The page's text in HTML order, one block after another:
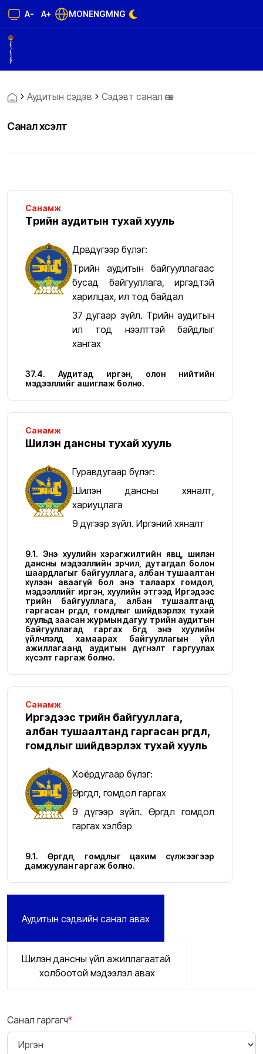
A- A+ MONENGMNG
Аудитын сэдэв Cэдэвт санал өгөх
Санал хүсэлт
Санамж
Төрийн аудитын тухай хууль
Дөрөвдүгээр бүлэг:
Төрийн аудитын байгууллагаас
бусад байгууллага, иргэдтэй
харилцах, ил тод байдал
37 дугаар зүйл. Төрийн аудитын
ил тод нээлттэй байдлыг
хангах
37.4. Аудитад иргэн, олон нийтийн
мэдээллийг ашиглаж болно.
Санамж
Шилэн дансны тухай хууль
Гуравдугаар бүлэг:
Шилэн дансны хяналт,
хариуцлага
9 дүгээр зүйл. Иргэний хяналт
9.1. Энэ хуулийн хэрэгжилтийн явц, шилэн
дансны мэдээллийн зөрчил, дутагдал болон
шаардлагыг байгууллага, албан тушаалтан
хүлээн аваагүй бол энэ талаарх гомдол,
мэдээллийг иргэн, хуулийн этгээд Иргэдээс
төрийн байгууллага, албан тушаалтанд
гаргасан өргөдөл, гомдлыг шийдвэрлэх тухай
хуульд заасан журмын дагуу төрийн аудитын
байгууллагад гаргах бөгөөд энэ хуулийн
үйлчлэлд хамаарах байгууллагын үйл
ажиллагаанд аудитын дүгнэлт гаргуулах
хүсэлт гаргаж болно.
Санамж
Иргэдээс төрийн байгууллага,
албан тушаалтанд гаргасан өргөдөл,
гомдлыг шийдвэрлэх тухай хууль
Хоёрдугаар бүлэг:
Өргөдөл, гомдол гаргах
9 дүгээр зүйл. Өргөдөл гомдол
гаргах хэлбэр
9.1. Өргөдөл, гомдлыг цахим сүлжээгээр
дамжуулан гаргаж болно.
Аудитын сэдвийн санал авах
Шилэн дансны үйл ажиллагаатай
холбоотой мэдээлэл авах
Санал гаргагч*